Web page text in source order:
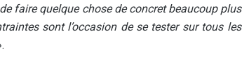
faire quelque chose de concret beaucoup plus
sont l’occasion de se tester sur tous les